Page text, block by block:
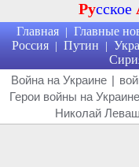
Русское
Главная | Главные
Россия | Путин |
Война на Украине |
Герои войны на Украине
Николай